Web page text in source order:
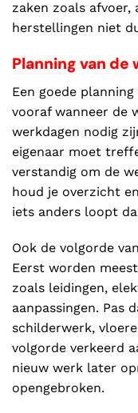
zaken zoals
herstellingen niet
Planning van
Een goede
vooraf wanneer de
werkdagen nodig
eigenaar moet
verstandig om de
houd je overzicht
iets anders loopt
Ook de volgorde
Eerst worden
zoals leidingen,
aanpassingen. Pas
schilderwerk,
volgorde verkeerd
nieuw werk later
opengebroken.